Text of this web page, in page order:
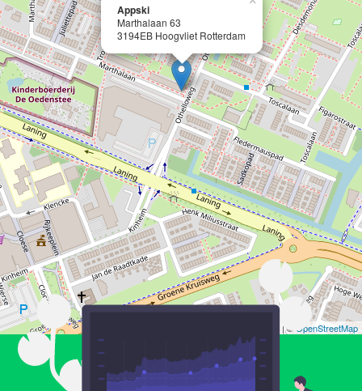
Appski
Marthalaan 63
3194EB Hoogvliet Rotterdam
| © OpenStreetMap